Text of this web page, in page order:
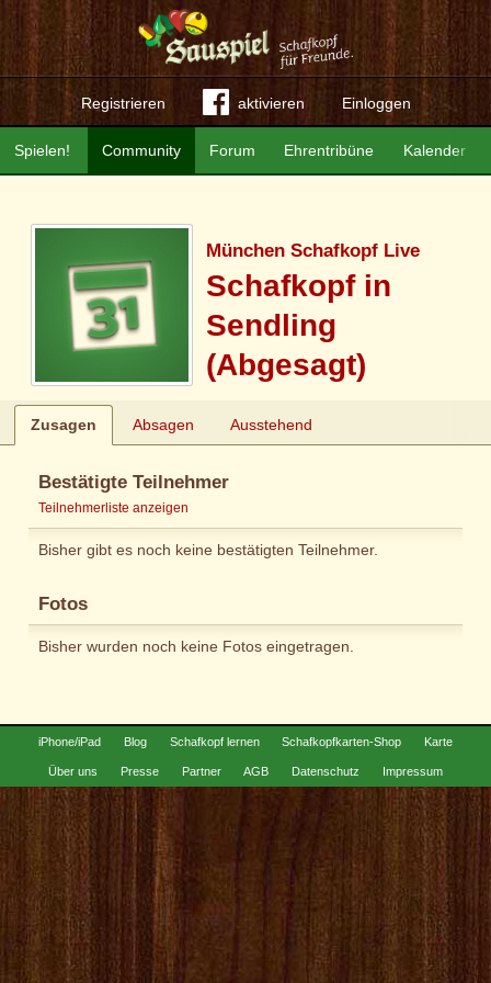
Registrieren aktivieren Einloggen
Community Forum Ehrentribüne Kalender
Spielen!
München Schafkopf Live
Schafkopf in
Sendling
(Abgesagt)
Zusagen Absagen Ausstehend
Bestätigte Teilnehmer
Teilnehmerliste anzeigen
Bisher gibt es noch keine bestätigten Teilnehmer.
Fotos
Bisher wurden noch keine Fotos eingetragen.
iPhone/iPad Blog Schafkopf lernen Schafkopfkarten-Shop Karte
Über uns Presse Partner AGB Datenschutz Impressum